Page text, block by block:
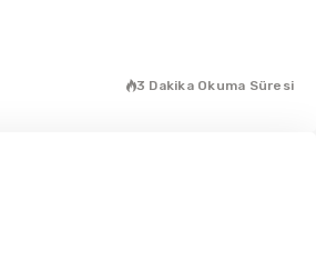
3 Dakika Okuma Süresi